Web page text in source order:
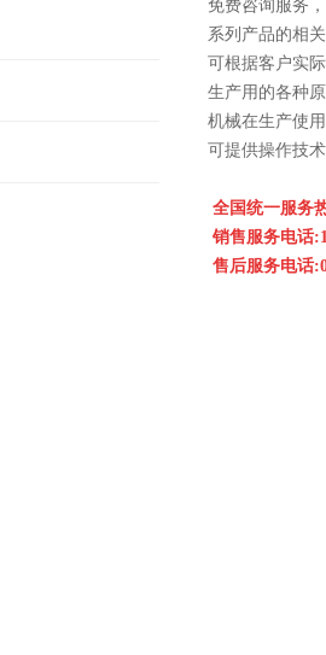
免费咨询服务
系列产品的相
可根据客户实
生产用的各种
机械在生产使
可提供操作技
全国统一服务
销售服务电话
售后服务电话